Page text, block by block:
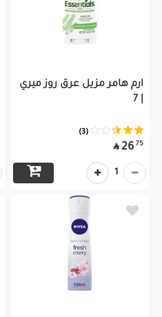
ارم هامر مزيل عرق روز ميري
(3)
75
26

1